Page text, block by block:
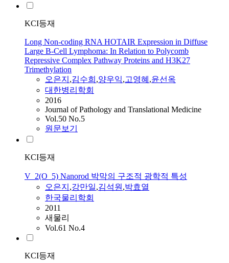
KCI등재
Long Non-coding RNA HOTAIR Expression in Diffuse
Large B-Cell Lymphoma: In Relation to Polycomb
Repressive Complex Pathway Proteins and H3K27
Trimethylation
오은지 ,김수희 ,양우익,고영혜 ,윤선옥
대한병리학회
2016
Journal of Pathology and Translational Medicine
Vol.50 No.5
원문보기
KCI등재
V_2(O_5) Nanorod 박막의 구조적 광학적 특성
오은지 ,강만일,김석원,박효열
한국물리학회
2011
새물리
Vol.61 No.4
KCI등재